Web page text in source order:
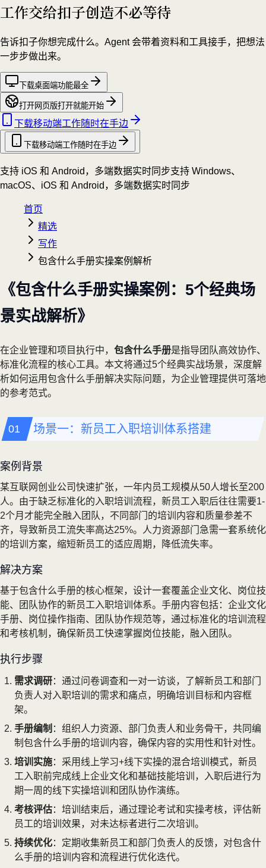
工作交给扣子创造不必等待
告诉扣子你想完成什么。Agent 会带着资料和工具接手，把想法
一步步做出来。
下载桌面端功能最全
打开网页版打开就能开始
下载移动端工作随时在手边
下载移动端工作随时在手边
支持 iOS 和 Android，多端数据实时同步支持 Windows、
macOS、iOS 和 Android，多端数据实时同步
首页
精选
写作
包含什么手册实操案例解析
《包含什么手册实操案例：5个经典场
景实战解析》
在企业管理和项目执行中， 包含什么手册是指导团队高效协作、
标准化流程的核心工具。本文将通过5个经典实战场景，深度解
析如何运用包含什么手册解决实际问题，为企业管理提供可落地
的参考范式。
场景一：新员工入职培训体系搭建
案例背景
某互联网创业公司快速扩张，一年内员工规模从50人增长至200
人。由于缺乏标准化的入职培训流程，新员工入职后往往需要1-
2个月才能完全融入团队，不同部门的培训内容和质量参差不
齐，导致新员工流失率高达25%。人力资源部门急需一套系统化
的培训方案，缩短新员工的适应周期，降低流失率。
解决方案
基于包含什么手册的核心框架，设计一套覆盖企业文化、岗位技
能、团队协作的新员工入职培训体系。手册内容包括：企业文化
手册、岗位操作指南、团队协作规范等，通过标准化的培训流程
和考核机制，确保新员工快速掌握岗位技能，融入团队。
执行步骤
需求调研：通过问卷调查和一对一访谈，了解新员工和部门
负责人对入职培训的需求和痛点，明确培训目标和内容框
架。
手册编制 ：组织人力资源、部门负责人和业务骨干，共同编
制包含什么手册的培训内容，确保内容的实用性和针对性。
培训实施：采用线上学习+线下实操的混合培训模式，新员
工入职前完成线上企业文化和基础技能培训，入职后进行为
期一周的线下实操培训和团队协作演练。
考核评估：培训结束后，通过理论考试和实操考核，评估新
员工的培训效果，对未达标者进行二次培训。
持续优化：定期收集新员工和部门负责人的反馈，对包含什
么手册的培训内容和流程进行优化迭代。